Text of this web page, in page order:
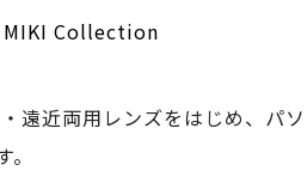
近両用レンズをはじめ、パ